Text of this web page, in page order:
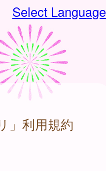
Select Language
」利用規約